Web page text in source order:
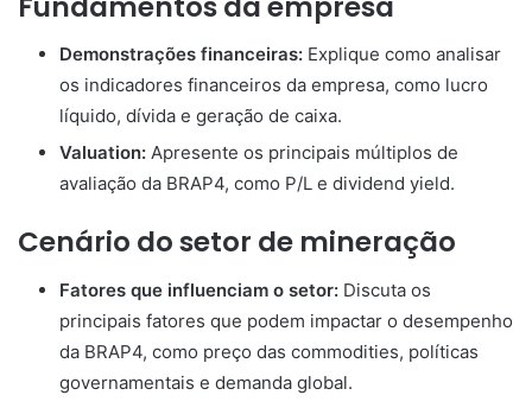
Demonstrações financeiras: Explique como analisar
os indicadores financeiros da empresa, como lucro
líquido, dívida e geração de caixa.
Valuation: Apresente os principais múltiplos de
avaliação da BRAP4, como P/L e dividend yield.
Cenário do setor de mineração
Fatores que influenciam o setor: Discuta os
principais fatores que podem impactar o desempenho
da BRAP4, como preço das commodities, políticas
governamentais e demanda global.